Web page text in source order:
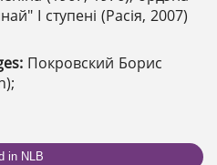
І ступені (Расія, 2007)
Покровский Борис
in NLB